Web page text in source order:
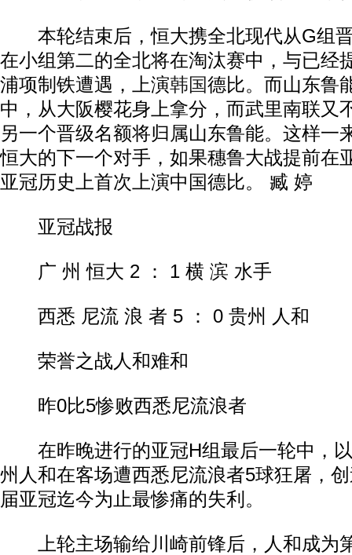
本轮结束后，恒大携全北现代从G组
在小组第二的全北将在淘汰赛中，与已经
浦项制铁遭遇，上演韩国德比。而山东鲁
中，从大阪樱花身上拿分，而武里南联又
另一个晋级名额将归属山东鲁能。这样一
恒大的下一个对手，如果穗鲁大战提前在
亚冠历史上首次上演中国德比。 臧 婷
亚冠战报
广 州 恒大 2 ： 1 横 滨 水手
西悉 尼流 浪 者 5 ： 0 贵州 人和
荣誉之战人和难和
昨0比5惨败西悉尼流浪者
在昨晚进行的亚冠H组最后一轮中，以
州人和在客场遭西悉尼流浪者5球狂屠，
届亚冠迄今为止最惨痛的失利。
上轮主场输给川崎前锋后，人和成为